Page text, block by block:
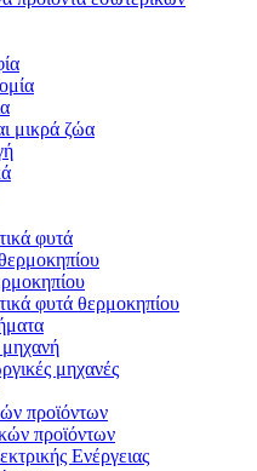
μικρά ζώα
φυτά
φυτά θερμοκηπίου
μηχανή
μηχανές
προϊόντων
προϊόντων
Ενέργειας